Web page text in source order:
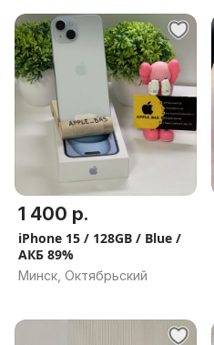
1 400 р.
iPhone 15 / 128GB / Blue /
АКБ 89%
Минск, Октябрьский